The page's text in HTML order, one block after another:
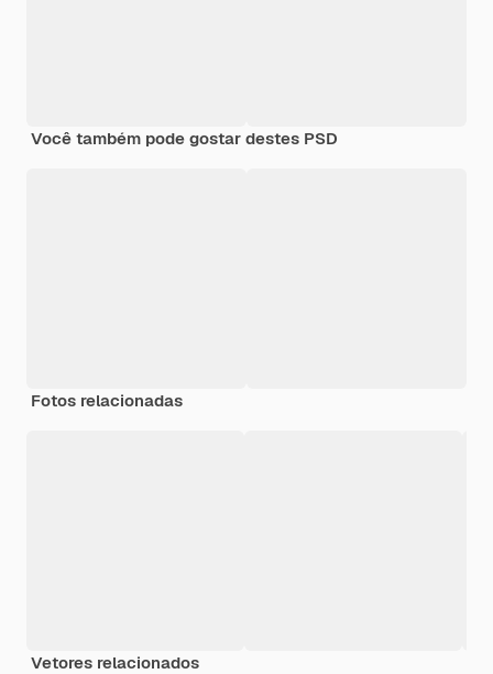
Você também pode gostar destes PSD
Fotos relacionadas
Vetores relacionados